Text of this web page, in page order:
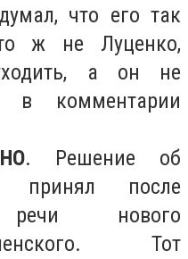
что его так
ж не Луценко,
а он не
в комментарии
. Решение об
принял после
речи нового
Тот